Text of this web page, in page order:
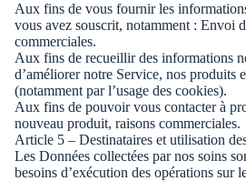
Aux fins de vous fournir les
vous avez souscrit, notamment : Envoi
commerciales.
Aux fins de recueillir des informations
d’améliorer notre Service, nos produits
(notamment par l’usage des cookies).
Aux fins de pouvoir vous contacter à
nouveau produit, raisons commerciales.
Article 5 – Destinataires et utilisation
Les Données collectées par nos soins
besoins d’exécution des opérations sur